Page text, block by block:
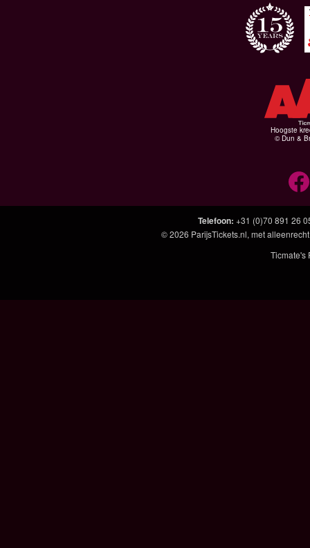
Hoogste
© Dun &
Telefoon: +31 (0)70 891 26
© 2026 ParijsTickets.nl, met
Ticmate's